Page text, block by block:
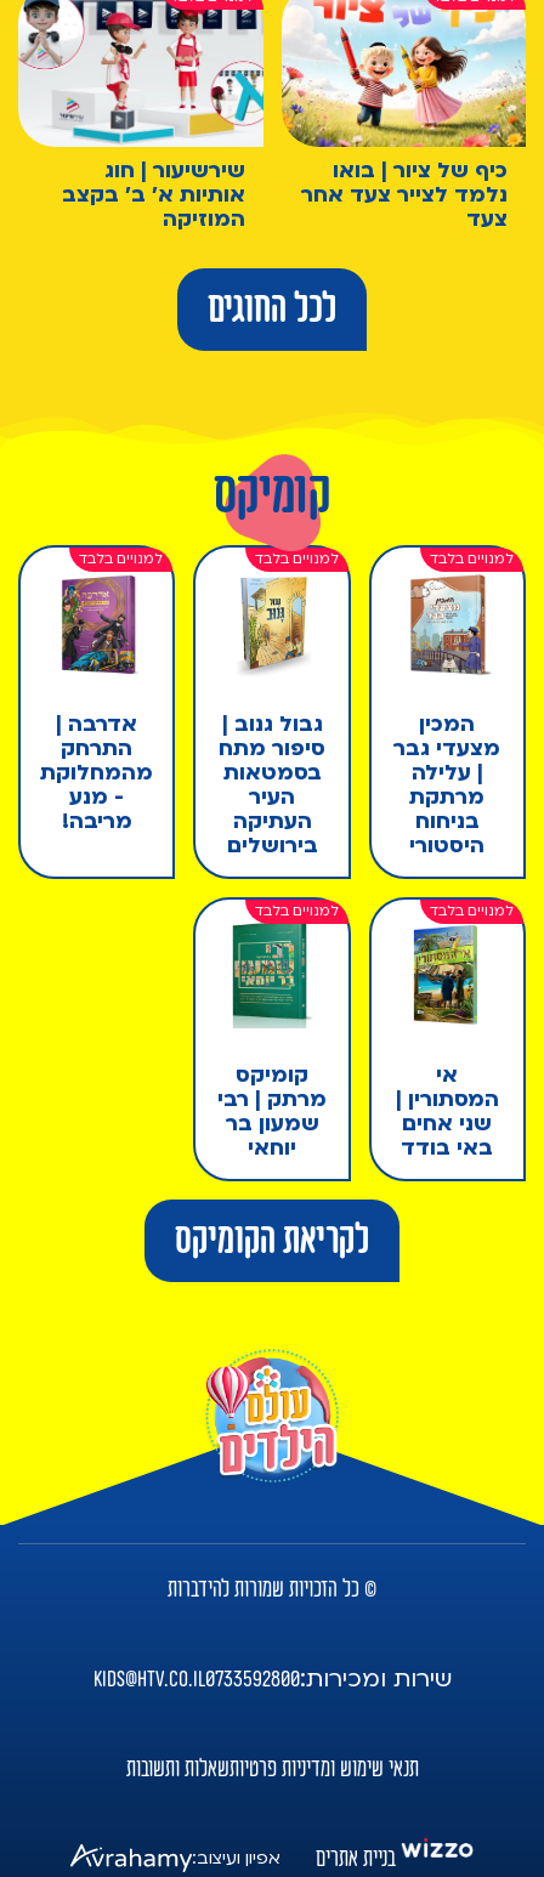
כיף של ציור | בואו
נלמד לצייר צעד אחר
צעד
שירשיעור | חוג
אותיות א' ב' בקצב
המוזיקה
לכל החוגים
קומיקס
המכין
מצעדי גבר
| עלילה
מרתקת
בניחוח
היסטורי
גבול גנוב |
סיפור מתח
בסמטאות
העיר
העתיקה
בירושלים
אדרבה |
התרחק
מהמחלוקת
- מנע
מריבה!
אי
המסתורין |
שני אחים
באי בודד
קומיקס
מרתק | רבי
שמעון בר
יוחאי
לקריאת הקומיקס
© כל הזכויות שמורות להידברות
שירות ומכירות:0733592800
kids@htv.co.il
תנאי שימוש ומדיניות פרטיותשאלות ותשובות
בניית אתרים אפיון ועיצוב: